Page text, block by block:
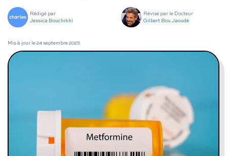
Fertilité masculine
Chute de cheveux
Notre approche médicale
Rédigé par
Jessica Bouchikhi
Révisé par le Docteur
Gilbert Bou Jaoudé
Mis à jour le24 septembre 2025